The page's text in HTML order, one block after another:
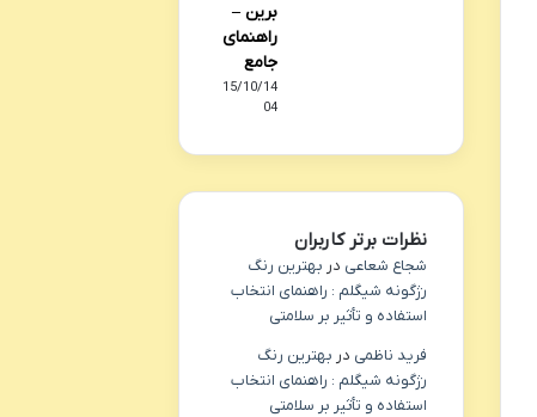
برین –
راهنمای
جامع
15/10/14
04
نظرات برتر کاربران
شجاع شعاعی در بهترین رنگ
رژگونه شیگلم : راهنمای انتخاب
استفاده و تأثیر بر سلامتی
فرید ناظمی در بهترین رنگ
رژگونه شیگلم : راهنمای انتخاب
استفاده و تأثیر بر سلامتی